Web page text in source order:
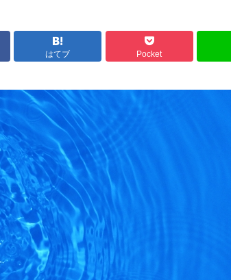
はてブ Pocket